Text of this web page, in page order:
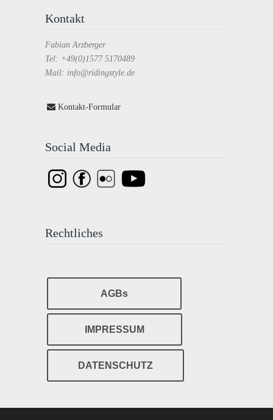
Kontakt
Fabian Arzberger
Tel: +49(0)1577 5170489
Mail: info@ridingstyle.de
Kontakt-Formular
Social Media
Rechtliches
AGBs
IMPRESSUM
DATENSCHUTZ